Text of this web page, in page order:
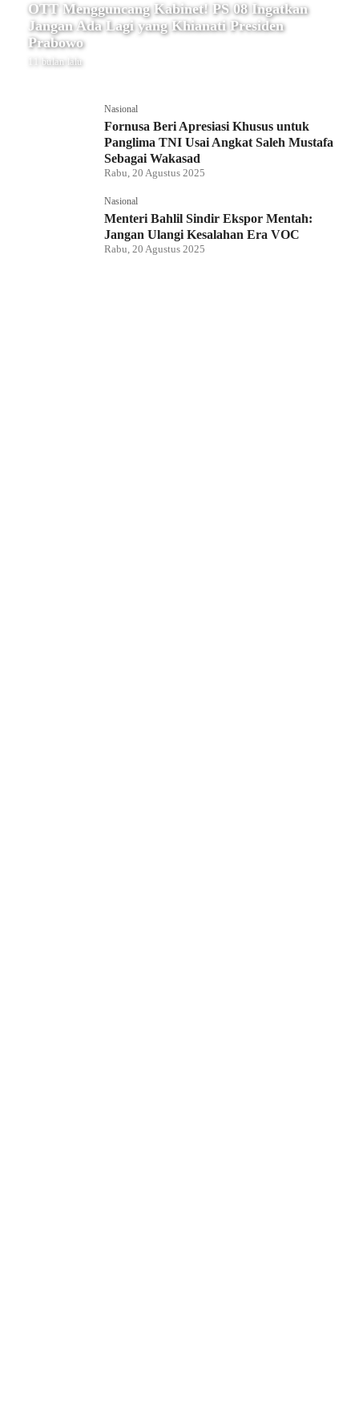
OTT Mengguncang Kabinet! PS 08 Ingatkan
Jangan Ada Lagi yang Khianati Presiden
Prabowo
11 bulan lalu
Nasional
Fornusa Beri Apresiasi Khusus untuk
Panglima TNI Usai Angkat Saleh Mustafa
Sebagai Wakasad
Rabu, 20 Agustus 2025
Nasional
Menteri Bahlil Sindir Ekspor Mentah:
Jangan Ulangi Kesalahan Era VOC
Rabu, 20 Agustus 2025